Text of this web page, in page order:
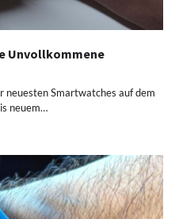
Unvollkommene
neuesten Smartwatches auf dem
neuem…